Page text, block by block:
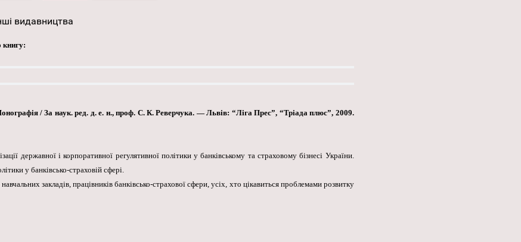
видавництва
книгу:
/ За наук. ред. д. е. н., проф. С. К. Реверчука. — Львів: “Ліга Прес”, “Тріада плюс”, 2009.
державної і корпоративної регулятивної політики у банківському та страховому бізнесі України.
у банківсько-страховій сфері.
закладів, працівників банківсько-страхової сфери, усіх, хто цікавиться проблемами розвитку